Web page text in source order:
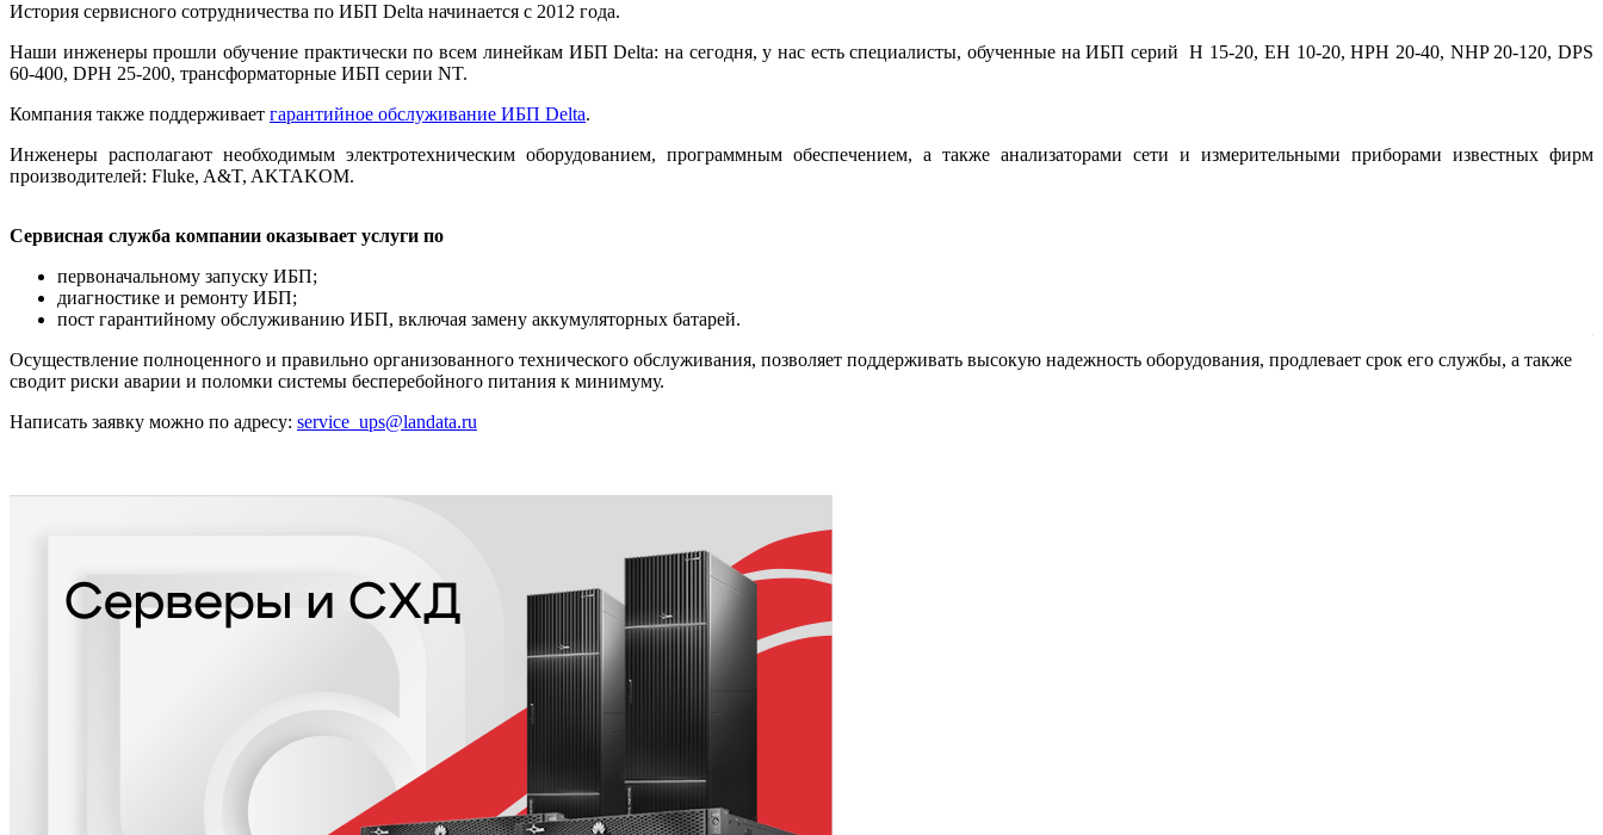
История сервисного сотрудничества по ИБП Delta начинается с 2012 года.
Наши инженеры прошли обучение практически по всем линейкам ИБП Delta: на сегодня, у нас есть специалисты, обученные на ИБП серий H 15-20, EH 10-20, HPH 20-40, NHP 20-120, DPS
60-400, DPH 25-200, трансформаторные ИБП серии NT.
Компания также поддерживает гарантийное обслуживание ИБП Delta.
Инженеры располагают необходимым электротехническим оборудованием, программным обеспечением, а также анализаторами сети и измерительными приборами известных фирм
производителей: Fluke, A&T, AKTAKOM.
Сервисная служба компании оказывает услуги по
первоначальному запуску ИБП;
диагностике и ремонту ИБП;
пост гарантийному обслуживанию ИБП, включая замену аккумуляторных батарей.
Осуществление полноценного и правильно организованного технического обслуживания, позволяет поддерживать высокую надежность оборудования, продлевает срок его службы, а также
сводит риски аварии и поломки системы бесперебойного питания к минимуму.
Написать заявку можно по адресу: service_ups@landata.ru